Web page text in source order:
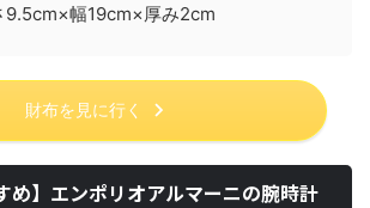
9.5cm×幅19cm×厚み2cm
財布を見に行く
め】エンポリオアルマーニの腕時計